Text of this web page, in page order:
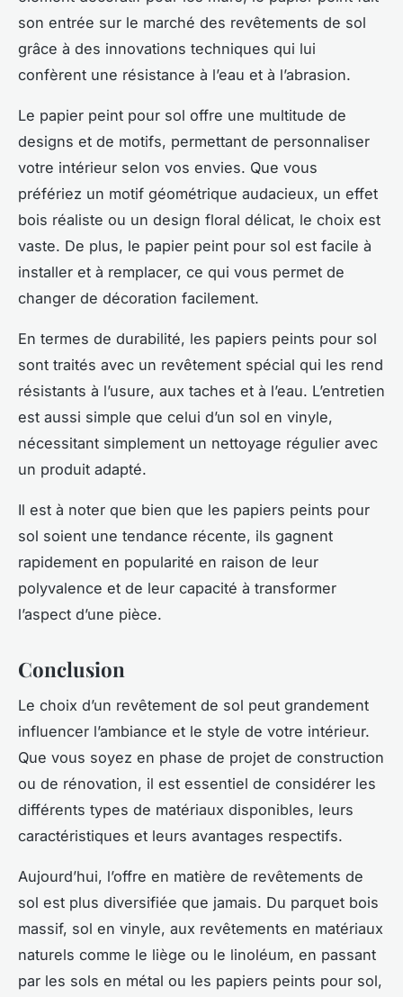
son entrée sur le marché des revêtements de sol
grâce à des innovations techniques qui lui
confèrent une résistance à l’eau et à l’abrasion.
Le papier peint pour sol offre une multitude de
designs et de motifs, permettant de personnaliser
votre intérieur selon vos envies. Que vous
préfériez un motif géométrique audacieux, un effet
bois réaliste ou un design floral délicat, le choix est
vaste. De plus, le papier peint pour sol est facile à
installer et à remplacer, ce qui vous permet de
changer de décoration facilement.
En termes de durabilité, les papiers peints pour sol
sont traités avec un revêtement spécial qui les rend
résistants à l’usure, aux taches et à l’eau. L’entretien
est aussi simple que celui d’un sol en vinyle,
nécessitant simplement un nettoyage régulier avec
un produit adapté.
Il est à noter que bien que les papiers peints pour
sol soient une tendance récente, ils gagnent
rapidement en popularité en raison de leur
polyvalence et de leur capacité à transformer
l’aspect d’une pièce.
Conclusion
Le choix d’un revêtement de sol peut grandement
influencer l’ambiance et le style de votre intérieur.
Que vous soyez en phase de projet de construction
ou de rénovation, il est essentiel de considérer les
différents types de matériaux disponibles, leurs
caractéristiques et leurs avantages respectifs.
Aujourd’hui, l’offre en matière de revêtements de
sol est plus diversifiée que jamais. Du parquet bois
massif, sol en vinyle, aux revêtements en matériaux
naturels comme le liège ou le linoléum, en passant
par les sols en métal ou les papiers peints pour sol,